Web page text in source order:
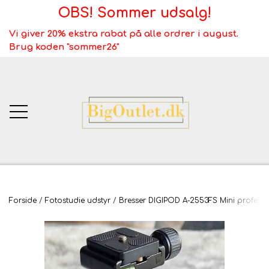
OBS! Sommer udsalg!
Vi giver 20% ekstra rabat på alle ordrer i august.
Brug koden "sommer26"
BigOutlet.dk
TÆPPER
Webshop ALT
Forside Fotostudie udstyr Bresser DIGIPOD A-2553FS Mini